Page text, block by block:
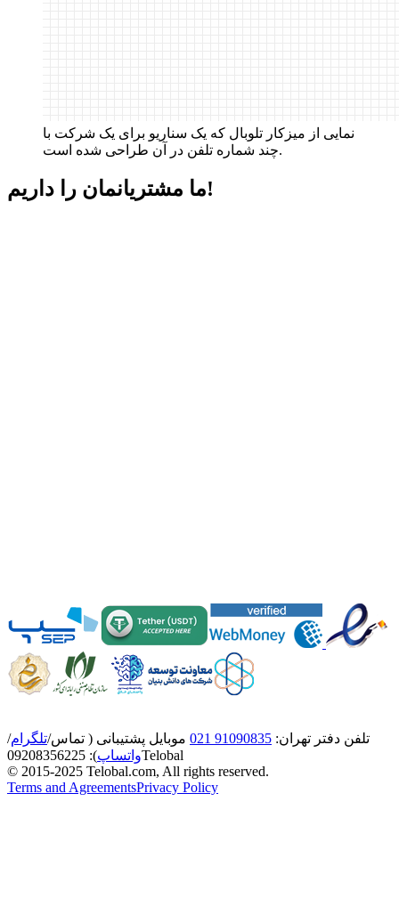
نمایی از میزکار تلوبال که یک سناریو برای یک شرکت با
چند شماره تلفن در آن طراحی شده است.
ما مشتریانمان راداریم!
تلفن دفتر تهران: 91090835 021 موبایل پشتیبانی ( تماس/تلگرام/
واتساپ):
09208356225
Telobal
© 2015-2025 Telobal.com, All rights reserved.
Terms and AgreementsPrivacy Policy